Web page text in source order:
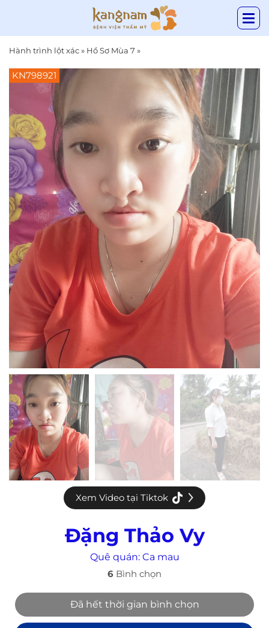
Hành trình lột xác» Hồ Sơ Mùa 7 »
KN798921
Xem Video tại Tiktok
Đặng Thảo Vy
Quê quán: Ca mau
6 Bình chọn
Đã hết thời gian bình chọn